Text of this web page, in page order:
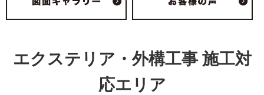
エクステリア・外構工事 施工対
応エリア